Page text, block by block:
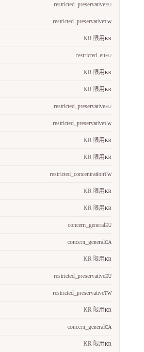
restricted_preservativeEU
restricted_preservativeTW
KR 限用KR
restricted_euEU
KR 限用KR
KR 限用KR
restricted_preservativeEU
restricted_preservativeTW
KR 限用KR
KR 限用KR
restricted_concentrationTW
KR 限用KR
KR 限用KR
concern_generalEU
concern_generalCA
KR 限用KR
restricted_preservativeEU
restricted_preservativeTW
KR 限用KR
concern_generalCA
KR 限用KR